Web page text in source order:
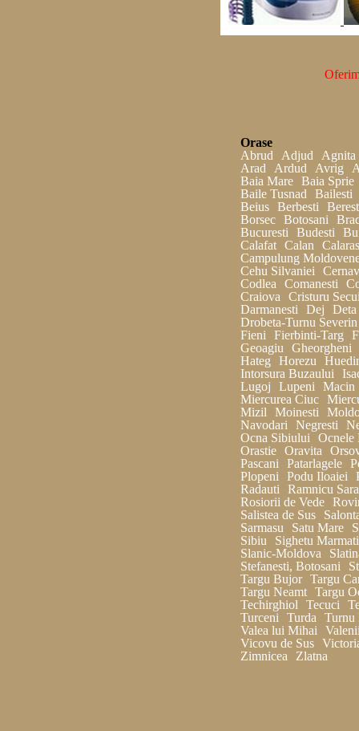
Orase
Abrud
Adjud
Agnita
Arad
Ardud Avrig
Baia Mare Baia Sprie
Baile Tusnad
Bailesti
Beius Berbesti
Borsec Botosani
Bucuresti
Budesti
Calafat Calan
Campulung
Cehu Silvaniei
Codlea
Comanesti
Craiova
Cristuru
Darmanesti
Dej
Deta
Drobeta-Turnu Severin
Fieni
Fierbinti-Targ
Geoagiu
Gheorgheni
Hateg
Horezu
Intorsura Buzaului
Lugoj
Lupeni
Macin
Miercurea Ciuc
Mizil
Moinesti
Navodari
Negresti
Ocna Sibiului
Ocnele
Orastie Oravita
Pascani
Patarlagele
Plopeni
Podu Iloaiei
Radauti
Ramnicu
Rosiorii de Vede
Salistea de Sus
Sarmasu
Satu Mare
Sibiu
Sighetu
Slanic-Moldova
Stefanesti, Botosani
Targu Bujor Targu
Targu Neamt Targu
Techirghiol
Tecuci
Turceni
Turda
Turnu
Valea lui Mihai
Vicovu de Sus
Zimnicea
Zlatna